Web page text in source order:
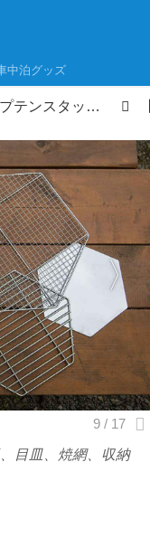
中泊グッズ
ド定番！キャプテンスタッグの焚き火台「ヘキサステンレスファイアグリル」徹底レビュー！キャンプ初心者にもおすすめな理由を解説
目皿、焼網、収納